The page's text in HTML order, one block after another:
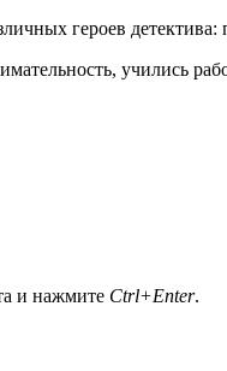
героев детектива:
учились
и нажмите Ctrl+Enter.